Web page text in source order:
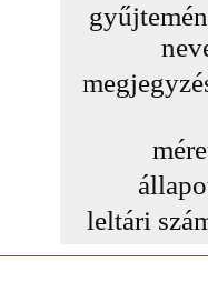
leltári